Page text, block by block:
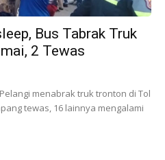
Bus Tabrak Truk
2 Tewas
menabrak truk tronton di Tol
tewas, 16 lainnya mengalami